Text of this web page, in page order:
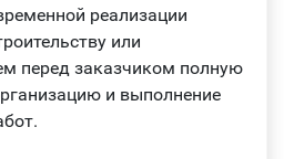
реализации
или
перед заказчиком полную
и выполнение